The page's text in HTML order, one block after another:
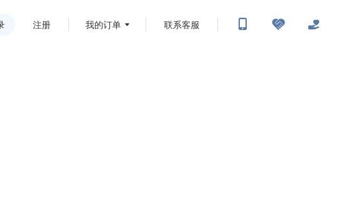
注册 我的订单 联系客服